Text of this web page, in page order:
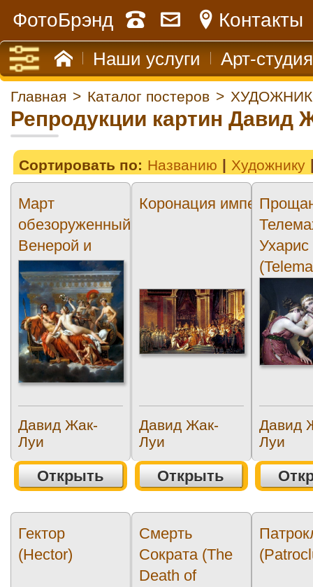
ФотоБрэнд Контакты
Наши услуги Арт-студия
Главная > Каталог постеров >
Репродукции картин Давид
Сортировать по: Названию Художнику
Март
обезоруженный
Венерой и
Грацией
(March...
Давид Жак-
Луи
Открыть
Коронация императора
Давид Жак-
Луи
Открыть
Ухарис
Давид
Луи
Гектор
(Hector)
Смерть
Сократа (The
Death of